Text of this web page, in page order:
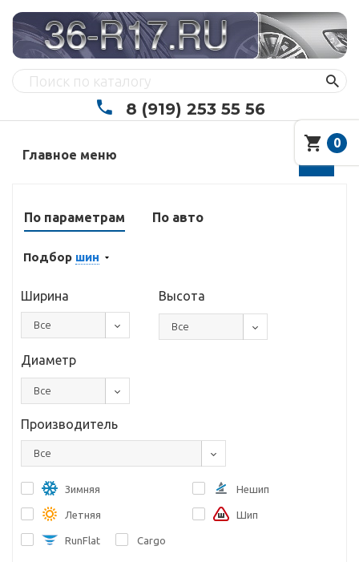
8 (919) 253 55 56
Главное меню
По параметрам По авто
Подбор шин
Ширина
Все
Высота
Все
Диаметр
Все
Производитель
Все
Зимняя
Летняя
RunFlat Cargo
Нешип
Шип
0